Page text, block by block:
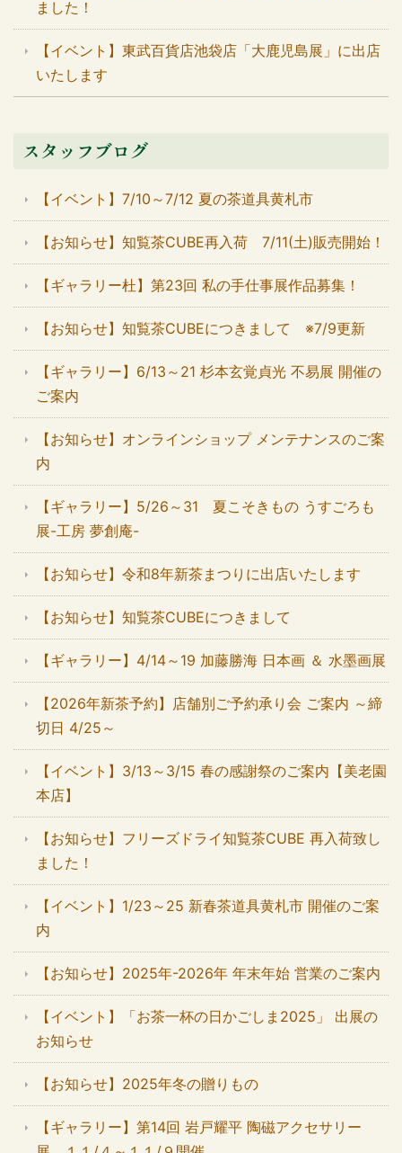
ました！
【イベント】東武百貨店池袋店「大鹿児島展」に出店
いたします
スタッフブログ
【イベント】7/10～7/12 夏の茶道具黄札市
【お知らせ】知覧茶CUBE再入荷 7/11(土)販売開始！
【ギャラリー杜】第23回 私の手仕事展作品募集！
【お知らせ】知覧茶CUBEにつきまして ※7/9更新
【ギャラリー】6/13～21 杉本玄覚貞光 不易展 開催の
ご案内
【お知らせ】オンラインショップ メンテナンスのご案
内
【ギャラリー】5/26～31 夏こそきもの うすごろも
展-工房 夢創庵-
【お知らせ】令和8年新茶まつりに出店いたします
【お知らせ】知覧茶CUBEにつきまして
【ギャラリー】4/14～19 加藤勝海 日本画 ＆ 水墨画展
【2026年新茶予約】店舗別ご予約承り会 ご案内 ～締
切日 4/25～
【イベント】3/13～3/15 春の感謝祭のご案内【美老園
本店】
【お知らせ】フリーズドライ知覧茶CUBE 再入荷致し
ました！
【イベント】1/23～25 新春茶道具黄札市 開催のご案
内
【お知らせ】2025年-2026年 年末年始 営業のご案内
【イベント】「お茶一杯の日かごしま2025」 出展の
お知らせ
【お知らせ】2025年冬の贈りもの
【ギャラリー】第14回 岩戸耀平 陶磁アクセサリー